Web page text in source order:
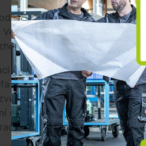
v Lipně se rozhořela po
kraje v čele s
kvality vody je
ale následně zpochybnili
Hejzlara z Biologického
sinic nestojí primárně
odpadní vody, domovní